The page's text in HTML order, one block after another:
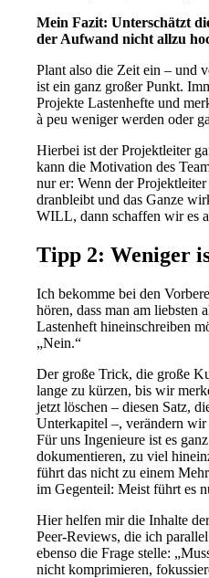
Mein Fazit: Unterschätzt
der Aufwand nicht allzu
Plant also die Zeit ein – und
ist ein ganz großer Punkt.
Projekte Lastenhefte und
à peu weniger werden oder
Hierbei ist der Projektleiter
kann die Motivation des
nur er: Wenn der
dranbleibt und das Ganze
WILL, dann schaffen wir es
Tipp 2: Weniger
Ich bekomme bei den
hören, dass man am liebsten
Lastenheft hineinschreiben
„Nein.“
Der große Trick, die große
lange zu kürzen, bis wir
jetzt löschen – diesen Satz,
Unterkapitel –, verändern
Für uns Ingenieure ist es
dokumentieren, zu viel
führt das nicht zu einem
im Gegenteil: Meist führt es
Hier helfen mir die Inhalte
Peer-Reviews, die ich
ebenso die Frage stelle:
nicht komprimieren,